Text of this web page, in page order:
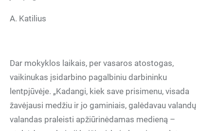
A. Katilius
Dar mokyklos laikais, per vasaros atostogas,
vaikinukas įsidarbino pagalbiniu darbininku
lentpjūvėje. „Kadangi, kiek save prisimenu, visada
žavėjausi medžiu ir jo gaminiais, galėdavau valandų
valandas praleisti apžiūrinėdamas medieną –